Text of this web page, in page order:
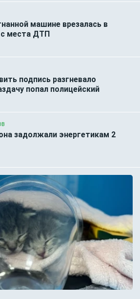
машине врезалась в
места ДТП
подпись разгневало
попал полицейский
задолжали энергетикам 2